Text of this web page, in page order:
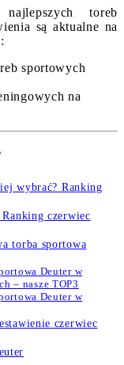
toreb
są aktualne na
sportowych
na
wybrać? Ranking
czerwiec
torba sportowa
Deuter w
– nasze TOP3
Deuter w
czerwiec